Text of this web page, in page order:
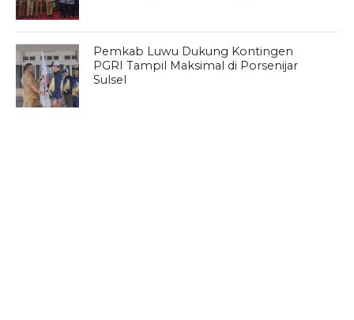
Pemkab Luwu Dukung Kontingen
PGRI Tampil Maksimal di Porsenijar
Sulsel